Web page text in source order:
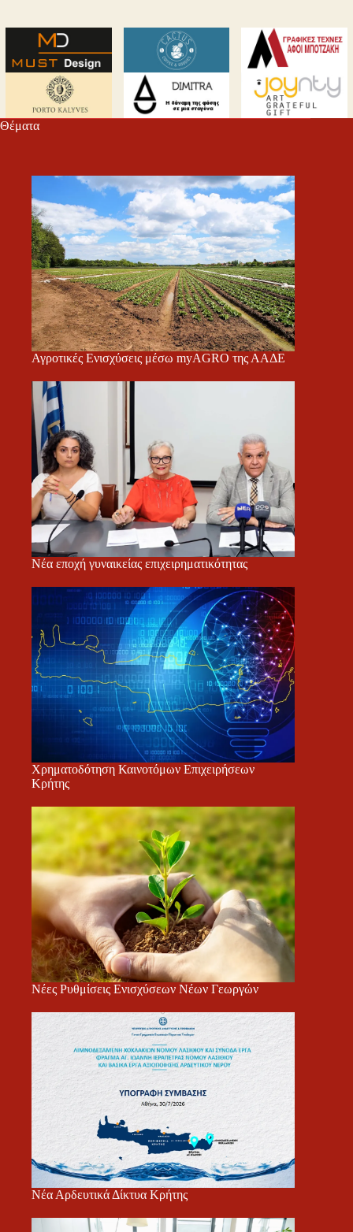
Θέματα
Αγροτικές Ενισχύσεις μέσω myAGRO της ΑΑΔΕ
Νέα εποχή γυναικείας επιχειρηματικότητας
Χρηματοδότηση Καινοτόμων Επιχειρήσεων
Κρήτης
Νέες Ρυθμίσεις Ενισχύσεων Νέων Γεωργών
Νέα Αρδευτικά Δίκτυα Κρήτης